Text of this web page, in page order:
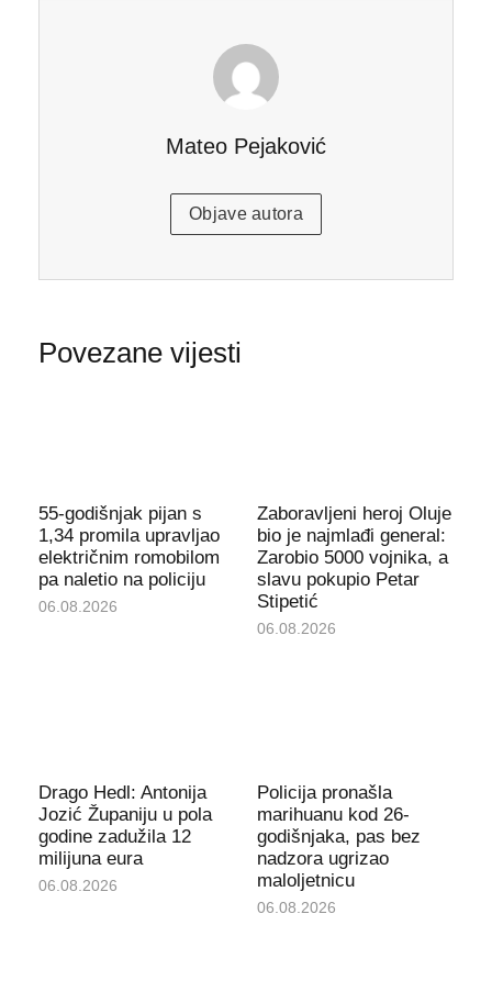
Mateo Pejaković
Objave autora
Povezane vijesti
55-godišnjak pijan s
1,34 promila upravljao
električnim romobilom
pa naletio na policiju
06.08.2026
Zaboravljeni heroj Oluje
bio je najmlađi general:
Zarobio 5000 vojnika, a
slavu pokupio Petar
Stipetić
06.08.2026
Drago Hedl: Antonija
Jozić Županiju u pola
godine zadužila 12
milijuna eura
06.08.2026
Policija pronašla
marihuanu kod 26-
godišnjaka, pas bez
nadzora ugrizao
maloljetnicu
06.08.2026